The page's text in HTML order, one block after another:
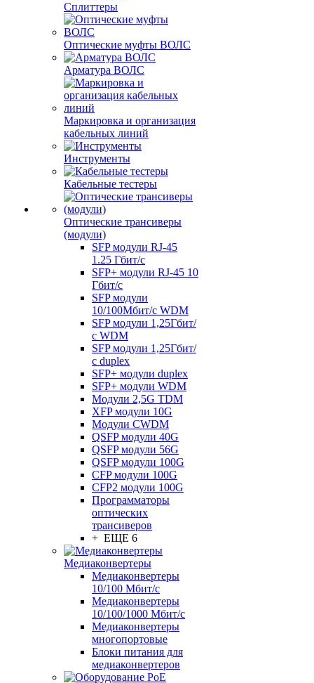
Сплиттеры
Оптические муфты ВОЛС
Арматура ВОЛС
Маркировка и организация
кабельных линий
Инструменты
Кабельные тестеры
Оптические трансиверы
(модули)
SFP модули RJ-45
1.25 Гбит/c
SFP+ модули RJ-45 10
Гбит/c
SFP модули
10/100Мбит/с WDM
SFP модули 1,25Гбит/
с WDM
SFP модули 1,25Гбит/
с duplex
SFP+ модули duplex
SFP+ модули WDM
Модули 2,5G TDM
XFP модули 10G
Модули CWDM
QSFP модули 40G
QSFP модули 56G
QSFP модули 100G
CFP модули 100G
CFP2 модули 100G
Программаторы
оптических
трансиверов
+ ЕЩЕ 6
Медиаконвертеры
Медиаконвертеры
10/100 Мбит/с
Медиаконвертеры
10/100/1000 Мбит/c
Медиаконвертеры
многопортовые
Блоки питания для
медиаконвертеров